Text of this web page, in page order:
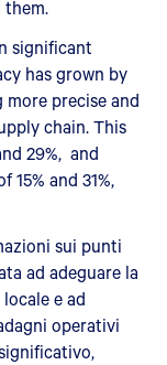
them.
significant
has grown by
more precise and
chain. This
29%, and
and 31%,
sui punti
ad adeguare la
e ad
operativi